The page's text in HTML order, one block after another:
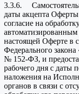
3.3.6.
даты акцепта
согласие на
автоматизированным
настоящей Оферте в
Федерального
№ 152-ФЗ, и
рабочего дня с даты
наложения на
органов в связи с